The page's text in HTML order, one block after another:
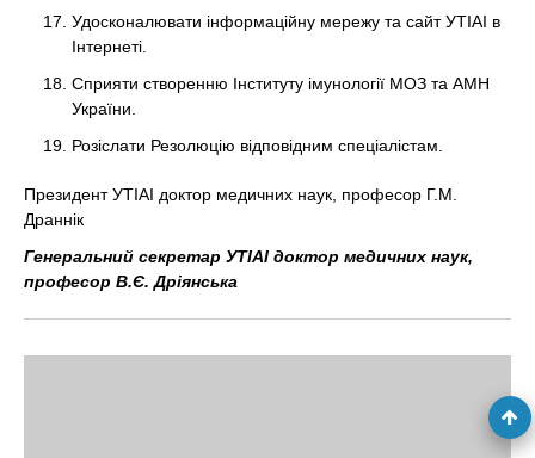
Удосконалювати інформаційну мережу та сайт УТІАІ в
Інтернеті.
Сприяти створенню Інституту імунології МОЗ та АМН
України.
Розіслати Резолюцію відповідним спеціалістам.
Президент УТІАІ доктор медичних наук, професор Г.М.
Драннік
Генеральний секретар УТІАІ доктор медичних наук,
професор В.Є. Дріянська